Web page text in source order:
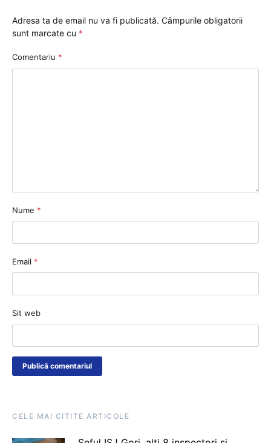
Adresa ta de email nu va fi publicată. Câmpurile obligatorii
sunt marcate cu *
Comentariu *
Nume *
Email *
Sit web
CELE MAI CITITE ARTICOLE